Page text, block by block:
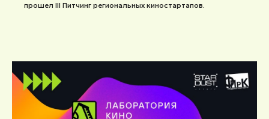
прошел III Питчинг региональных киностартапов.